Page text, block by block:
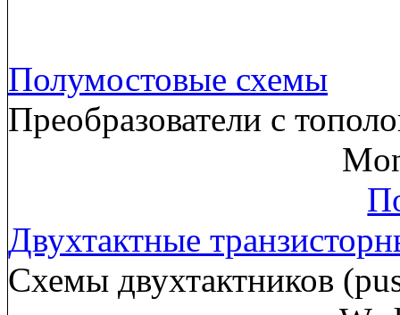
Полумостовые схемы
Преобразователи с
Двухтактные
Схемы двухтактников